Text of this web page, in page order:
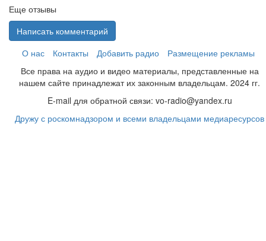
Еще отзывы
Написать комментарий
О нас
Контакты Добавить радио
Размещение рекламы
Все права на аудио и видео материалы, представленные на
нашем сайте принадлежат их законным владельцам. 2024 гг.
E-mail для обратной связи: vo-radio@yandex.ru
Дружу с роскомнадзором и всеми владельцами медиаресурсов